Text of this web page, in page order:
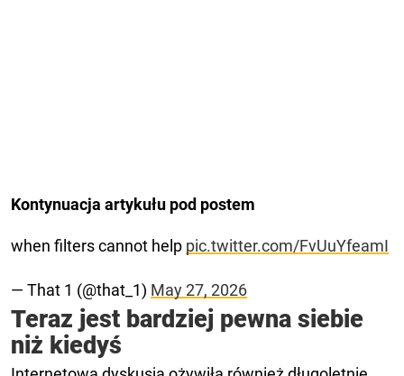
Kontynuacja artykułu pod postem
when filters cannot help pic.twitter.com/FvUuYfeamI
— That 1 (@that_1) May 27, 2026
Teraz jest bardziej pewna siebie
niż kiedyś